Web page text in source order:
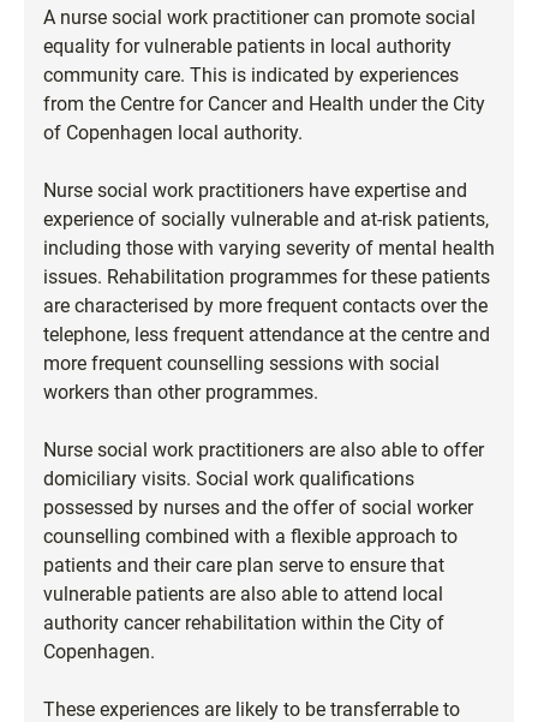
A nurse social work practitioner can promote social
equality for vulnerable patients in local authority
community care. This is indicated by experiences
from the Centre for Cancer and Health under the City
of Copenhagen local authority.
Nurse social work practitioners have expertise and
experience of socially vulnerable and at-risk patients,
including those with varying severity of mental health
issues. Rehabilitation programmes for these patients
are characterised by more frequent contacts over the
telephone, less frequent attendance at the centre and
more frequent counselling sessions with social
workers than other programmes.
Nurse social work practitioners are also able to offer
domiciliary visits. Social work qualifications
possessed by nurses and the offer of social worker
counselling combined with a flexible approach to
patients and their care plan serve to ensure that
vulnerable patients are also able to attend local
authority cancer rehabilitation within the City of
Copenhagen.
These experiences are likely to be transferrable to